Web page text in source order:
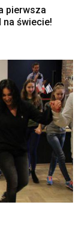
pierwsza
świecie!